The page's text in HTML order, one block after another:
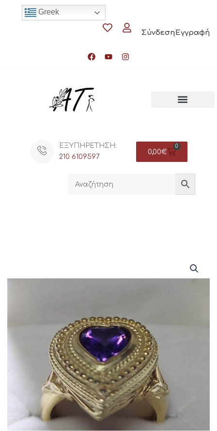
Σύνδεση Εγγραφή
Greek
ΕΞΥΠΗΡΕΤΗΣΗ:
210 6109597
0,00€
0